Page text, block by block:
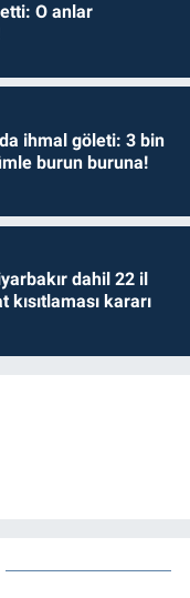
O anlar
ihmal göleti: 3 bin
burun buruna!
dahil 22 il
kısıtlaması kararı